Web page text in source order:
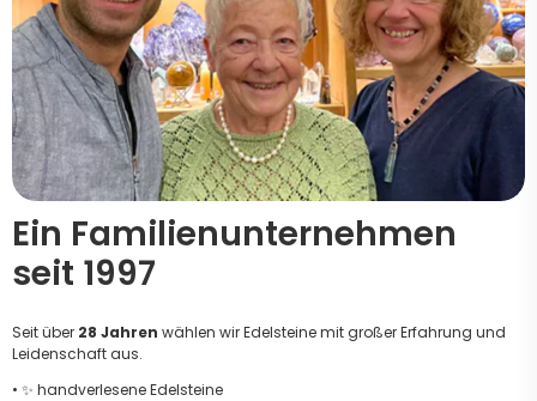
Ein Familienunternehmen
seit 1997
Seit über 28 Jahren wählen wir Edelsteine mit großer Erfahrung und
Leidenschaft aus.
• ✨ handverlesene Edelsteine